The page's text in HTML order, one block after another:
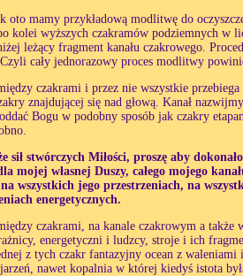
oto mamy przykładową modlitwę do
kolei wyższych czakramów podziemnych w
leżący fragment kanału czakrowego.
cały jednorazowy proces modlitwy
czakrami i przez nie wszystkie
znajdującej się nad głową. Kanał
Bogu w podobny sposób jak czakry
sił stwórczych Miłości, proszę aby
mojej własnej Duszy, całego mojego
wszystkich jego przestrzeniach, na
energetycznych.
czakrami, na kanale czakrowym a także
energetyczni i ludzcy, stroje i ich
z tych czakr fantazyjny ocean z
nawet kopalnia w której kiedyś istota